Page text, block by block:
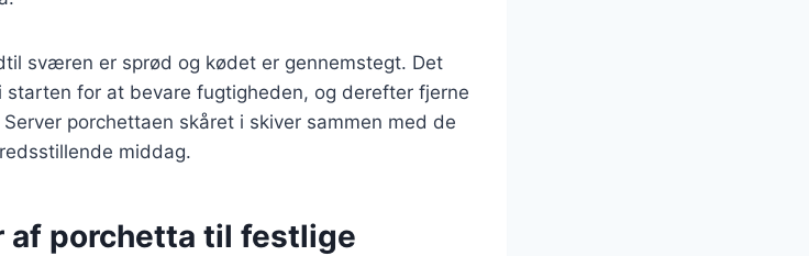
sværen er sprød og kødet er gennemstegt. Det
for at bevare fugtigheden, og derefter fjerne
porchettaen skåret i skiver sammen med de
middag.
af porchetta til festlige